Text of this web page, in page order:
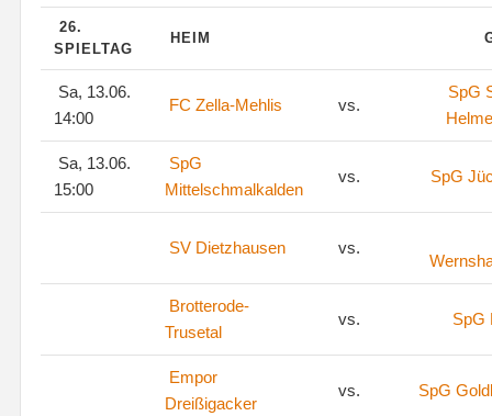
26.
SPIELTAG
HEIM
Sa, 13.06.
14:00
FC Zella-Mehlis vs.
SpG
Sa, 13.06.
15:00
SpG
Mittelschmalkalden
vs. SpG
SV Dietzhausen vs.
Brotterode-
Trusetal
vs. SpG
Empor
Dreißigacker
vs. SpG